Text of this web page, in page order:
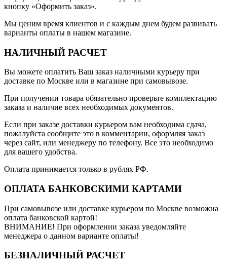
кнопку «Оформить заказ».
Мы ценим время клиентов и с каждым днем будем развивать
варианты оплаты в нашем магазине.
НАЛИЧНЫЙ РАСЧЕТ
Вы можете оплатить Ваш заказ наличными курьеру при
доставке по Москве или в магазине при самовывозе.
При получении товара обязательно проверьте комплектацию
заказа и наличие всех необходимых документов.
Если при заказе доставки курьером вам необходима сдача,
пожалуйста сообщите это в комментарии, оформляя заказ
через сайт, или менеджеру по телефону. Все это необходимо
для вашего удобства.
Оплата принимается только в рублях РФ.
ОПЛАТА БАНКОВСКИМИ КАРТАМИ
При самовывозе или доставке курьером по Москве возможна
оплата банковской картой!
ВНИМАНИЕ! При оформлении заказа уведомляйте
менеджера о данном варианте оплаты!
БЕЗНАЛИЧНЫЙ РАСЧЕТ